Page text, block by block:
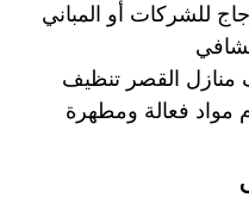
للشركات أو المباني
القصر تنظيف
مواد فعالة ومطهرة